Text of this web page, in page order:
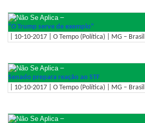
–
"O Trump serve de exemplo"
| 10-10-2017 | O Tempo (Política) | MG – Brasil
–
Senado prepara reação ao STF
| 10-10-2017 | O Tempo (Política) | MG – Brasil
–